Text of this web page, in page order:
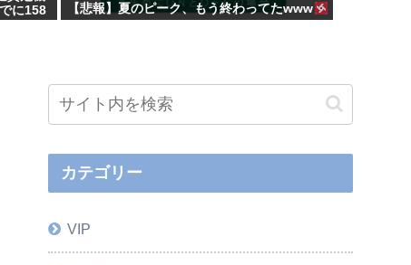
に158
【悲報】夏のピーク、もう終わってたwww
カテゴリー
VIP